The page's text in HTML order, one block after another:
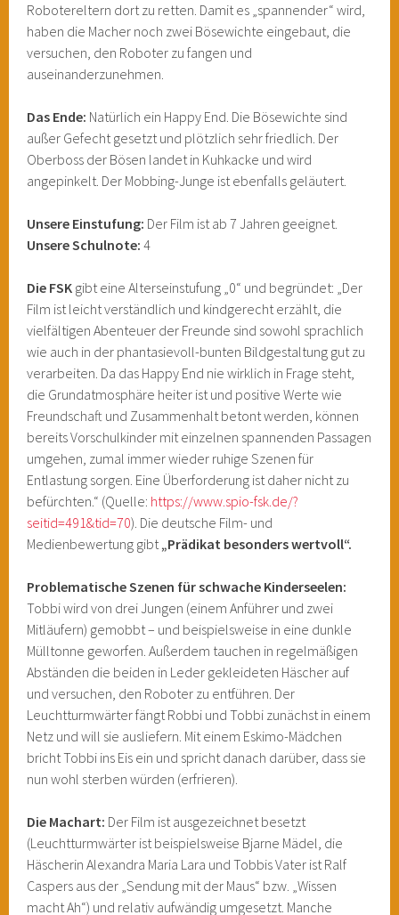
Robotereltern dort zu retten. Damit es „spannender“ wird,
haben die Macher noch zwei Bösewichte eingebaut, die
versuchen, den Roboter zu fangen und
auseinanderzunehmen.
Das Ende: Natürlich ein Happy End. Die Bösewichte sind
außer Gefecht gesetzt und plötzlich sehr friedlich. Der
Oberboss der Bösen landet in Kuhkacke und wird
angepinkelt. Der Mobbing-Junge ist ebenfalls geläutert.
Unsere Einstufung: Der Film ist ab 7 Jahren geeignet.
Unsere Schulnote:4
Die FSK gibt eine Alterseinstufung „0“ und begründet: „Der
Film ist leicht verständlich und kindgerecht erzählt, die
vielfältigen Abenteuer der Freunde sind sowohl sprachlich
wie auch in der phantasievoll-bunten Bildgestaltung gut zu
verarbeiten. Da das Happy End nie wirklich in Frage steht,
die Grundatmosphäre heiter ist und positive Werte wie
Freundschaft und Zusammenhalt betont werden, können
bereits Vorschulkinder mit einzelnen spannenden Passagen
umgehen, zumal immer wieder ruhige Szenen für
Entlastung sorgen. Eine Überforderung ist daher nicht zu
befürchten.“ (Quelle: https://www.spio-fsk.de/?
seitid=491&tid=70). Die deutsche Film- und
Medienbewertung gibt„Prädikat besonders wertvoll“.
Problematische Szenen für schwache Kinderseelen:
Tobbi wird von drei Jungen (einem Anführer und zwei
Mitläufern) gemobbt – und beispielsweise in eine dunkle
Mülltonne geworfen. Außerdem tauchen in regelmäßigen
Abständen die beiden in Leder gekleideten Häscher auf
und versuchen, den Roboter zu entführen. Der
Leuchtturmwärter fängt Robbi und Tobbi zunächst in einem
Netz und will sie ausliefern. Mit einem Eskimo-Mädchen
bricht Tobbi ins Eis ein und spricht danach darüber, dass sie
nun wohl sterben würden (erfrieren).
Die Machart: Der Film ist ausgezeichnet besetzt
(Leuchtturmwärter ist beispielsweise Bjarne Mädel, die
Häscherin Alexandra Maria Lara und Tobbis Vater ist Ralf
Caspers aus der „Sendung mit der Maus“ bzw. „Wissen
macht Ah“) und relativ aufwändig umgesetzt. Manche